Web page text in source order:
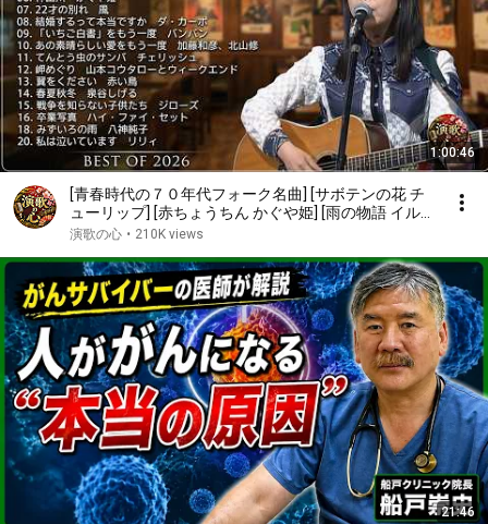
1:00:46
[青春時代の７０年代フォーク名曲] [サボテンの花 チ
ューリップ] [赤ちょうちん かぐや姫] [雨の物語 イル
カ] [落陽 よしだたくろう] [精霊流し グレープ] [ささや
演歌の心 • 210K views
21:46